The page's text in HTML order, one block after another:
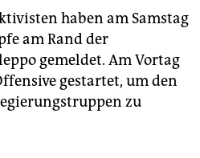
haben am Samstag
am Rand der
gemeldet. Am Vortag
gestartet, um den
zu